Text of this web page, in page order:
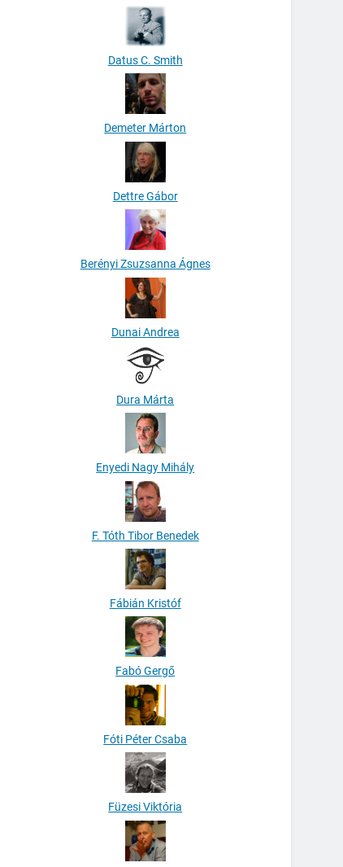
Datus C. Smith
Demeter Márton
Dettre Gábor
Berényi Zsuzsanna Ágnes
Dunai Andrea
Dura Márta
Enyedi Nagy Mihály
F. Tóth Tibor Benedek
Fábián Kristóf
Fabó Gergő
Fóti Péter Csaba
Füzesi Viktória